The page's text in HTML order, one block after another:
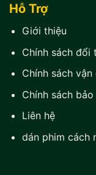
Hỗ Trợ
Giới thiệu
Chính sách đổi
Chính sách vận
Chính sách
Liên hệ
dán phim cách